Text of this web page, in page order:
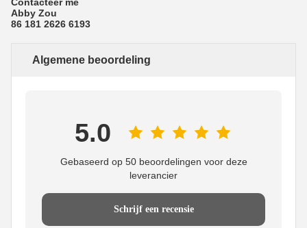
Abby Zou
86 181 2626 6193
Algemene beoordeling
5.0
Gebaseerd op 50 beoordelingen voor deze
leverancier
Schrijf een recensie